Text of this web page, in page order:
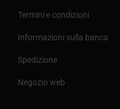
Termini e condizioni
Informazioni sulla banca
Spedizione
Negozio web